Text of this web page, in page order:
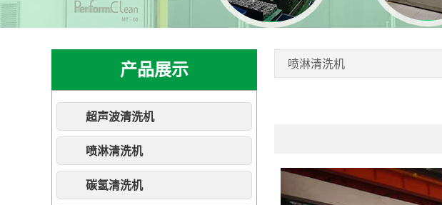
产品展示
超声波清洗机
喷淋清洗机
碳氢清洗机
喷淋清洗机